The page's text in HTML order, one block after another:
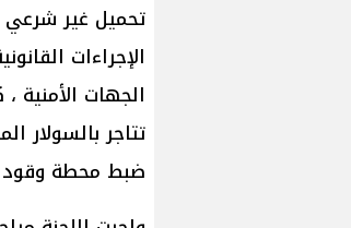
تحميل غير شرعي
الإجراءات
الجهات
تتاجر بالسولار
ضبط محطة وقود